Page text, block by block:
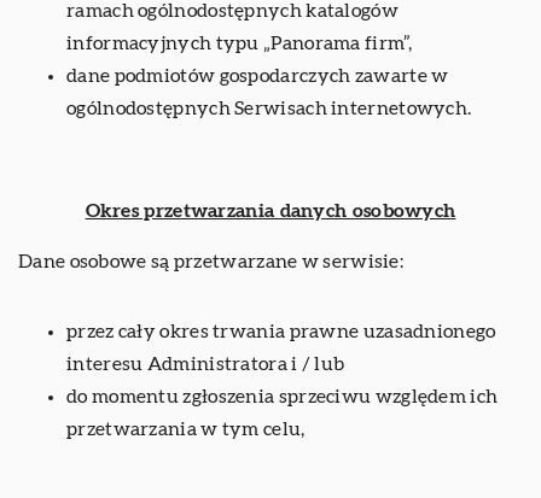
ramach ogólnodostępnych katalogów
informacyjnych typu „Panorama firm”,
dane podmiotów gospodarczych zawarte w
ogólnodostępnych Serwisach internetowych.
Okres przetwarzania danych osobowych
Dane osobowe są przetwarzane w serwisie:
przez cały okres trwania prawne uzasadnionego
interesu Administratora i / lub
do momentu zgłoszenia sprzeciwu względem ich
przetwarzania w tym celu,